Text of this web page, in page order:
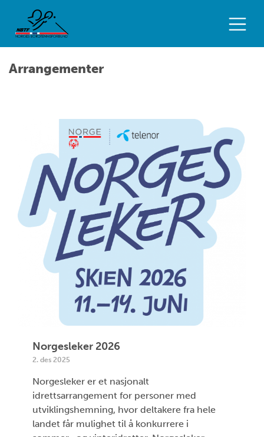
Arrangementer
Norgesleker 2026
2. des 2025
Norgesleker er et nasjonalt
idrettsarrangement for personer med
utviklingshemning, hvor deltakere fra hele
landet får mulighet til å konkurrere i